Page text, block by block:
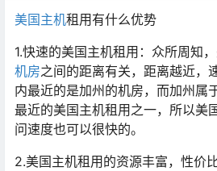
美国主机租用有什么优势
1.快速的美国主机租用：众所周知
机房之间的距离有关，距离越近，
内最近的是加州的机房，而加州属
最近的美国主机租用之一，所以美
问速度也可以很快的。
2.美国主机租用的资源丰富，性价